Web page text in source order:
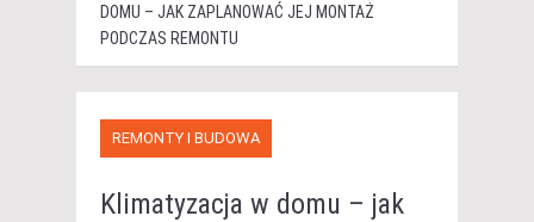
DOMU – JAK ZAPLANOWAĆ JEJ MONTAŻ
PODCZAS REMONTU
REMONTY I BUDOWA
Klimatyzacja w domu – jak